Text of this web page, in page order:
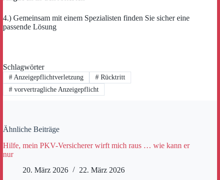
4.) Gemeinsam mit einem Spezialisten finden Sie sicher eine
passende Lösung
Schlagwörter
#Anzeigepflichtverletzung #Rücktritt
#vorvertragliche Anzeigepflicht
Ähnliche Beiträge
Hilfe, mein PKV-Versicherer wirft mich raus … wie kann er
nur
20. März 2026
22. März 2026